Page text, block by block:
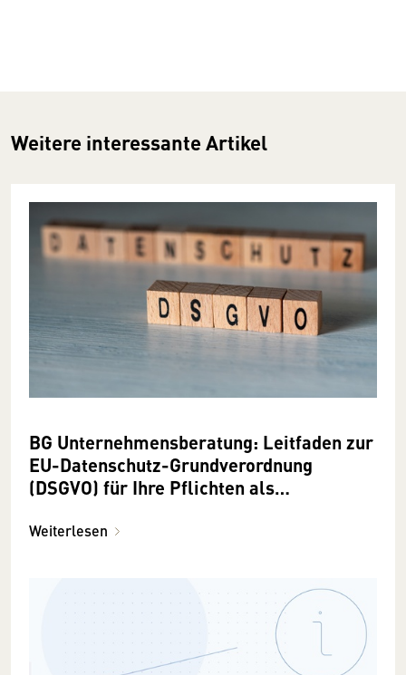
Weitere interessante Artikel
BG Unternehmensberatung: Leitfaden zur
EU-Datenschutz-Grundverordnung
(DSGVO) für Ihre Pflichten als
Auftragsverarbeiter
Weiterlesen